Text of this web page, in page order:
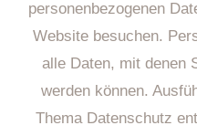
personenbezogenen
Website besuchen.
alle Daten, mit denen
werden können.
Thema Datenschutz